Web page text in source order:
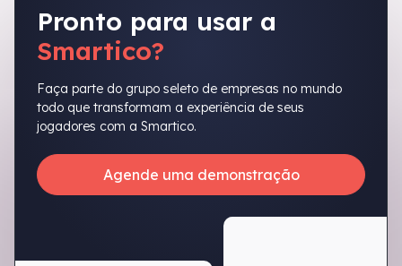
Pronto para usar a
Smartico?
Faça parte do grupo seleto de empresas no mundo
todo que transformam a experiência de seus
jogadores com a Smartico.
Agende uma demonstração